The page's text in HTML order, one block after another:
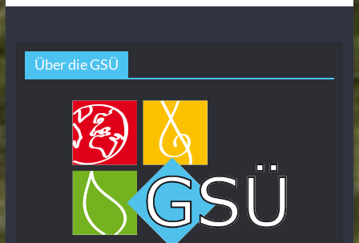
Über die GSÜ